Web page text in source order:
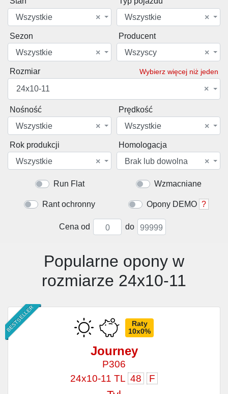
×
Wszystkie
×
Wszystkie
Sezon
×
Wszystkie
Producent
×
Wszyscy
Rozmiar Wybierz więcej niż jeden
×
24x10-11
Nośność
×
Wszystkie
Prędkość
×
Wszystkie
Rok produkcji
×
Wszystkie
Homologacja
×
Brak lub dowolna
Run Flat Wzmacniane
Rant ochronny Opony DEMO ?
Cena od do
Popularne opony w
rozmiarze 24x10-11
BESTSELLER
Raty
10x0%
Journey
P306
24x10-11 TL 48 F